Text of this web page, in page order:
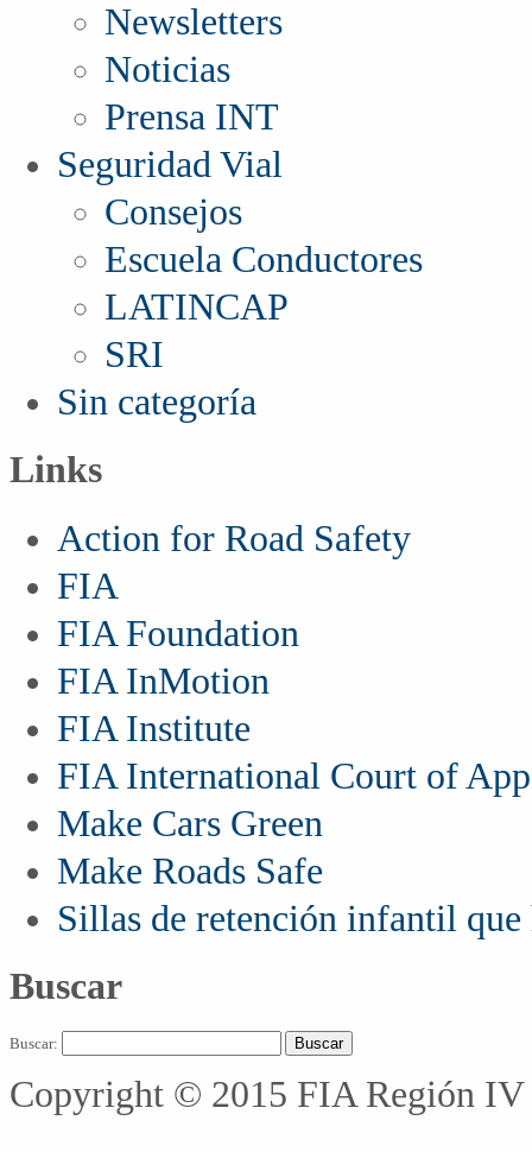
Newsletters
Noticias
Prensa INT
Seguridad Vial
Consejos
Escuela Conductores
LATINCAP
SRI
Sin categoría
Links
Action for Road Safety
FIA
FIA Foundation
FIA InMotion
FIA Institute
FIA International Court of
Make Cars Green
Make Roads Safe
Sillas de retención infantil que
Buscar
Buscar:
Copyright © 2015 FIA Región